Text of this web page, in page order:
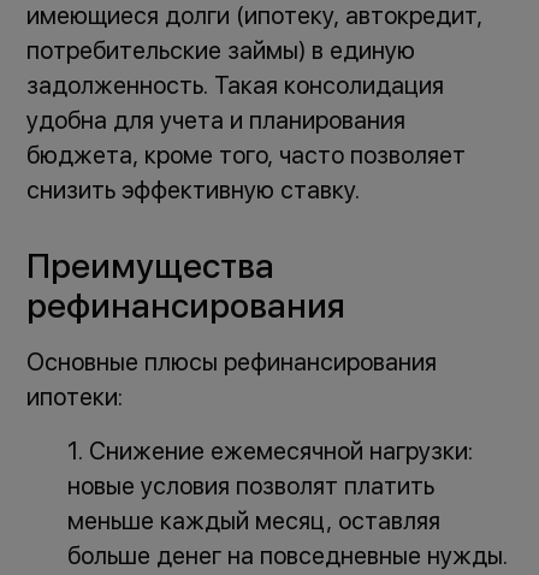
имеющиеся долги (ипотеку, автокредит,
потребительские займы) в единую
задолженность. Такая консолидация
удобна для учета и планирования
бюджета, кроме того, часто позволяет
снизить эффективную ставку.
Преимущества
рефинансирования
Основные плюсы рефинансирования
ипотеки:
Снижение ежемесячной нагрузки:
новые условия позволят платить
меньше каждый месяц, оставляя
больше денег на повседневные нужды.